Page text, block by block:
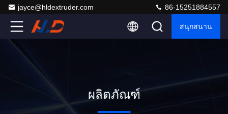
jayce@hldextruder.com 86-15251884557
สนุกสนาน
ผลิตภัณฑ์